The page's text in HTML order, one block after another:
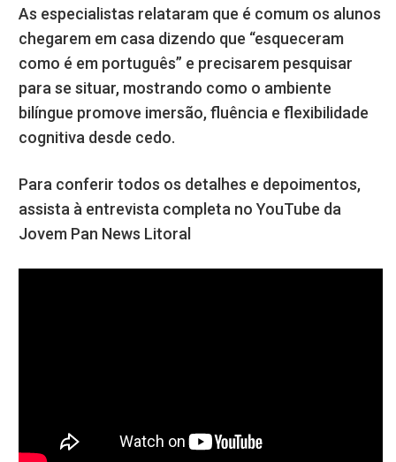
As especialistas relataram que é comum os alunos
chegarem em casa dizendo que “esqueceram
como é em português” e precisarem pesquisar
para se situar, mostrando como o ambiente
bilíngue promove imersão, fluência e flexibilidade
cognitiva desde cedo.
Para conferir todos os detalhes e depoimentos,
assista à entrevista completa no YouTube da
Jovem Pan News Litoral